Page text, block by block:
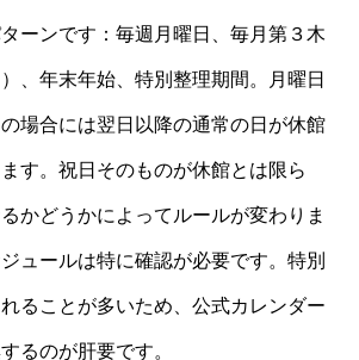
ーンです：毎週月曜日、毎月第３木
、年末年始、特別整理期間。月曜日
場合には翌日以降の通常の日が休館
す。祝日そのものが休館とは限ら
かどうかによってルールが変わりま
ュールは特に確認が必要です。特別
ることが多いため、公式カレンダー
るのが肝要です。